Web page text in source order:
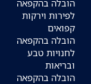
הובלה בהקפאה
לפירות וירקות
קפואים
הובלה בהקפאה
לחנויות טבע
ובריאות
הובלה בהקפאה